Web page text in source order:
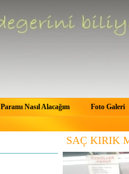
Paramı Nasıl Alacağım Foto Galeri
SAÇ KIRIK